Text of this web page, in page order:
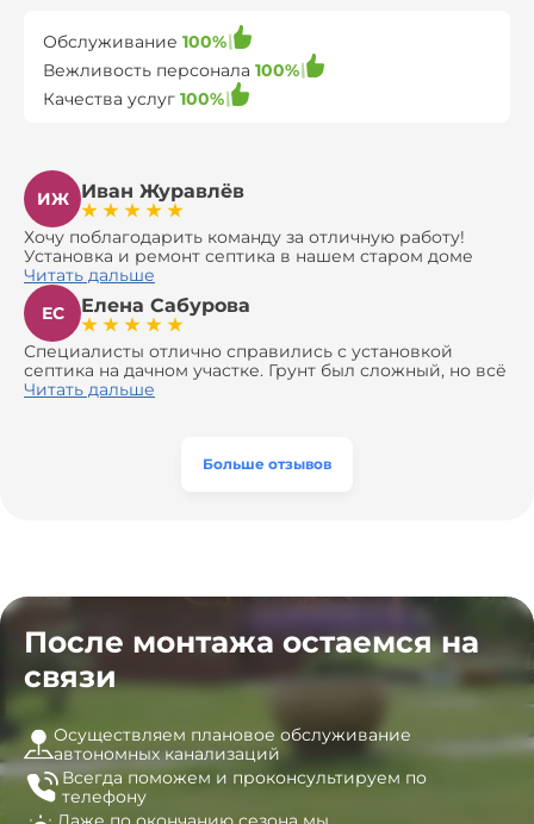
Обслуживание 100%
Вежливость персонала 100%
Качества услуг 100%
ИЖ Иван Журавлёв
Хочу поблагодарить команду за отличную работу!
Установка и ремонт септика в нашем старом доме
оказались сложной задачей, но ребята справились на
все 100%. Всё сделали аккуратно и профессионально.
Давали полезные рекомендации, не пытались
навязать ничего лишнего, помогли с выбором и
доставкой материалов, что позволило нам
сэкономить. Выполнили монтаж и демонтаж
оборудования, заменили трубы, обновили
эту компанию всем, кто ищет надёжных
Читать дальше
ЕС
Елена Сабурова
Специалисты отлично справились с установкой
септика на дачном участке. Грунт был сложный, но всё
сделали быстро и аккуратно. Помогли выбрать
Читать дальше
Больше отзывов
После монтажа остаемся на
связи
Осуществляем плановое обслуживание
автономных канализаций
Всегда поможем и проконсультируем по
телефону